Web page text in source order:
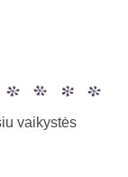
vaikystės